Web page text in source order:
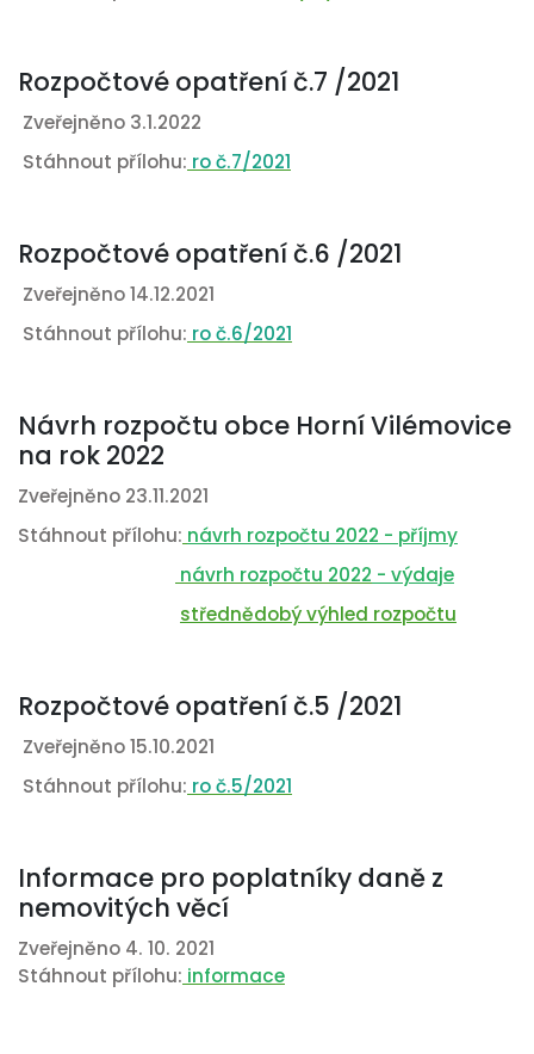
Rozpočtové opatření č.7 /2021
Zveřejněno 3.1.2022
Stáhnout přílohu: ro č.7/2021
Rozpočtové opatření č.6 /2021
Zveřejněno 14.12.2021
Stáhnout přílohu: ro č.6/2021
Návrh rozpočtu obce Horní Vilémovice
na rok 2022
Zveřejněno 23.11.2021
Stáhnout přílohu: návrh rozpočtu 2022 - příjmy
návrh rozpočtu 2022 - výdaje
střednědobý výhled rozpočtu
Rozpočtové opatření č.5 /2021
Zveřejněno 15.10.2021
Stáhnout přílohu: ro č.5/2021
Informace pro poplatníky daně z
nemovitých věcí
Zveřejněno 4. 10. 2021
Stáhnout přílohu: informace